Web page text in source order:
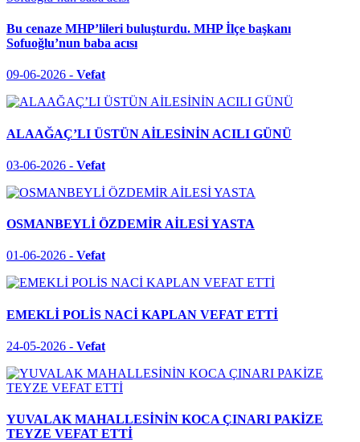
Bu cenaze MHP’lileri buluşturdu. MHP İlçe başkanı
Sofuoğlu’nun baba acısı
09-06-2026 - Vefat
ALAAĞAÇ’LI ÜSTÜN AİLESİNİN ACILI GÜNÜ
03-06-2026 - Vefat
OSMANBEYLİ ÖZDEMİR AİLESİ YASTA
01-06-2026 - Vefat
EMEKLİ POLİS NACİ KAPLAN VEFAT ETTİ
24-05-2026 - Vefat
YUVALAK MAHALLESİNİN KOCA ÇINARI PAKİZE
TEYZE VEFAT ETTİ